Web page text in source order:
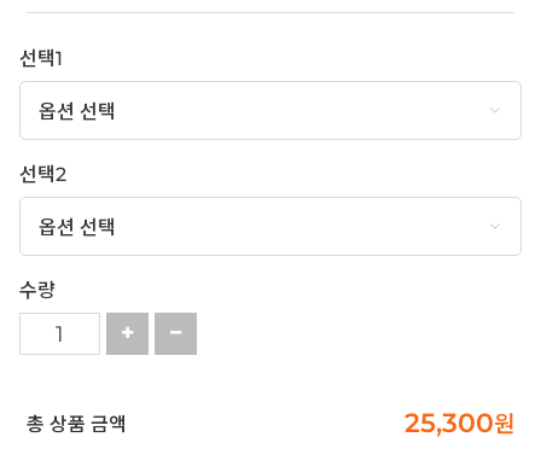
선택1
선택2
수량
총 상품 금액 25,300원